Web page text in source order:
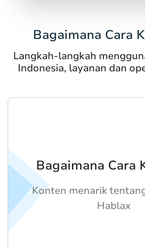
Bagaimana Cara
Langkah-langkah
Indonesia, layanan dan
Bagaimana Cara
Konten menarik
Hablax